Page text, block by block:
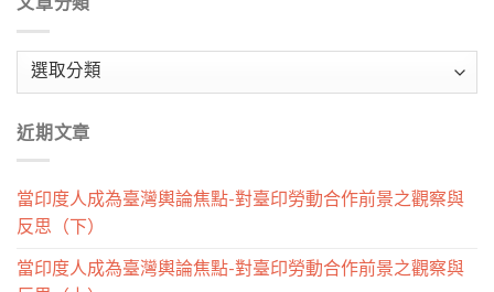
文章分類
類
近期文章
當印度人成為臺灣輿論焦點-對臺印勞動合作前景之觀察與
反思（下）
當印度人成為臺灣輿論焦點-對臺印勞動合作前景之觀察與